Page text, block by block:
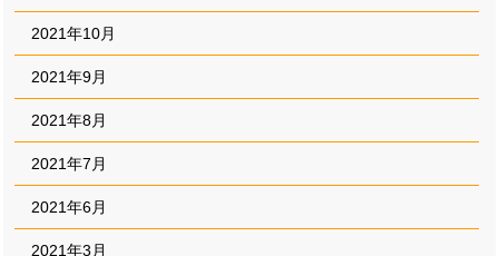
2021年10月
2021年9月
2021年8月
2021年7月
2021年6月
2021年3月